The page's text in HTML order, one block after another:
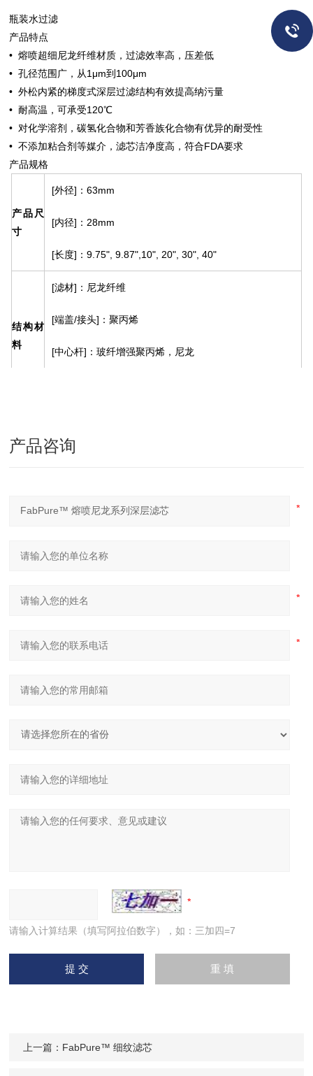
瓶装水过滤
产品特点
• 熔喷超细尼龙纤维材质，过滤效率高，压差低
• 孔径范围广，从1μm到100μm
• 外松内紧的梯度式深层过滤结构有效提高纳污量
• 耐高温，可承受120℃
• 对化学溶剂，碳氢化合物和芳香族化合物有优异的耐受性
• 不添加粘合剂等媒介，滤芯洁净度高，符合FDA要求
产品规格
产品尺
寸
[外径]：63mm
[内径]：28mm
[长度]：9.75", 9.87",10", 20", 30", 40"
结构材
料
[滤材]：尼龙纤维
[端盖/接头]：聚丙烯
[中心杆]：玻纤增强聚丙烯，尼龙
[工作温度]：120℃ (聚乙烯垫片60℃，玻纤增强聚丙烯
25℃ ;
产品咨询
请输入计算结果（填写阿拉伯数字），如：三加四=7
上一篇： FabPure™ 细纹滤芯